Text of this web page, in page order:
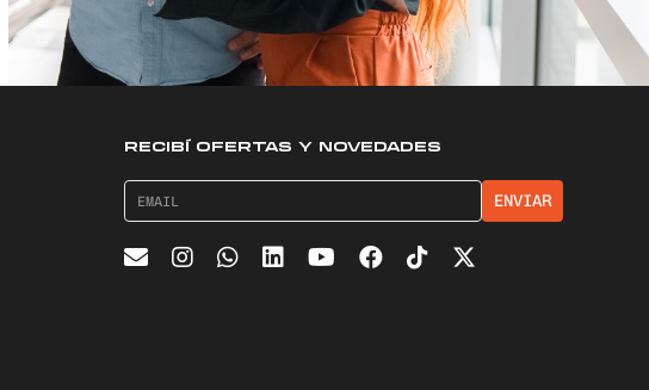
RECIBÍ OFERTAS Y NOVEDADES